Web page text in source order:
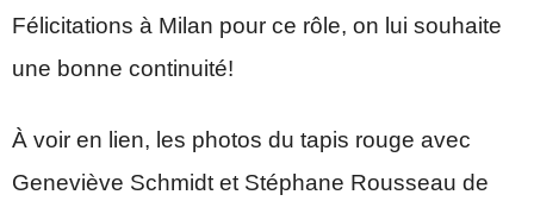
Félicitations à Milan pour ce rôle, on lui souhaite
une bonne continuité!
À voir en lien, les photos du tapis rouge avec
Geneviève Schmidt et Stéphane Rousseau de